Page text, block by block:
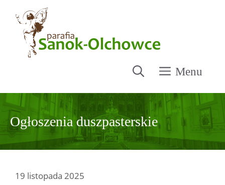
Menu
Ogłoszenia duszpasterskie
19 listopada 2025